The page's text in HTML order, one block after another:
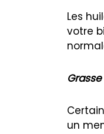
Les
votre
un